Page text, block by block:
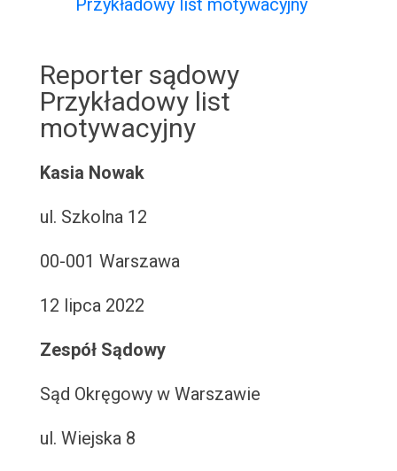
Przykładowy list motywacyjny
Reporter sądowy
Przykładowy list
motywacyjny
Kasia Nowak
ul. Szkolna 12
00-001 Warszawa
12 lipca 2022
Zespół Sądowy
Sąd Okręgowy w Warszawie
ul. Wiejska 8